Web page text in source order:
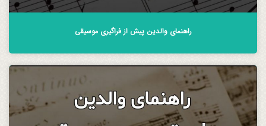
راهنمای والدین پیش از فراگیری موسیقی